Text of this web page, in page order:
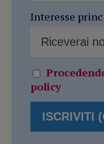
Interesse
policy